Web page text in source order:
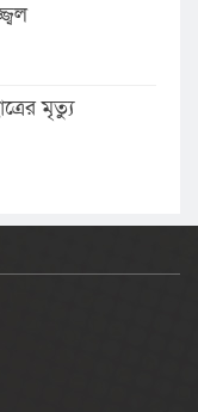
মৃত্যু